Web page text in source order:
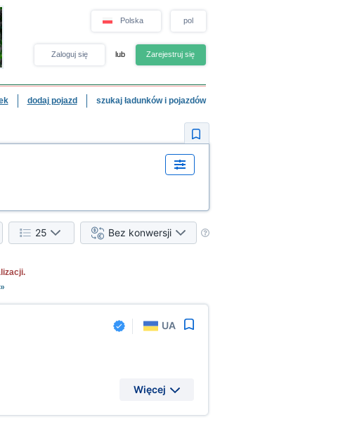
Polska pol
Zaloguj się lub Zarejestruj się
dodaj pojazd szukaj ładunków i pojazdów
25 Bez konwersji
UA
Więcej